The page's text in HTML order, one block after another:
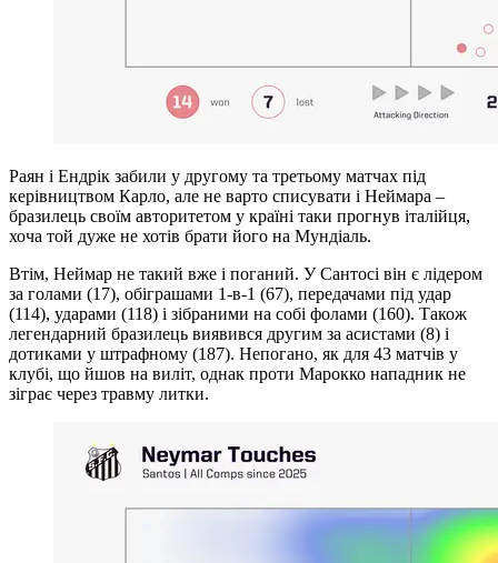
Раян і Ендрік забили у другому та третьому матчах під
керівництвом Карло, але не варто списувати і Неймара –
бразилець своїм авторитетом у країні таки прогнув італійця,
хоча той дуже не хотів брати його на Мундіаль.
Втім, Неймар не такий вже і поганий. У Сантосі він є лідером
за голами (17), обіграшами 1-в-1 (67), передачами під удар
(114), ударами (118) і зібраними на собі фолами (160). Також
легендарний бразилець виявився другим за асистами (8) і
дотиками у штрафному (187). Непогано, як для 43 матчів у
клубі, що йшов на виліт, однак проти Марокко нападник не
зіграє через травму литки.